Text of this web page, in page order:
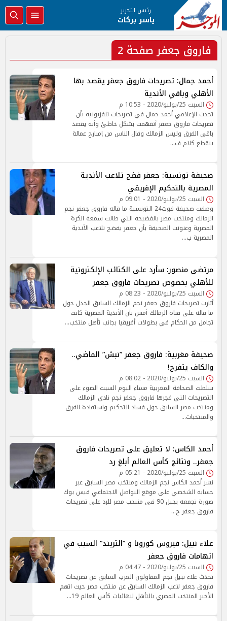
رئيس التحرير
ياسر بركات
فاروق جعفر صفحة 2
أحمد جمال: تصريحات فاروق جعفر يقصد بها
الأهلي وباقي الأندية
السبت 25/يوليو/2020 - 10:53 م
تحدث الإعلامي أحمد جمال في تصريحات تلفزيونية بأن
تصريحات فاروق جعفر أتفهمت بشكل خاطئ وأنه يقصد
باقي الفرق وليس الزمالك وقال الناس من إمبارح عمالة
بتقطع كلام ف…
صحيفة تونسية: جعفر فضح تلاعب الأندية
المصرية بالتحكيم الإفريقي
السبت 25/يوليو/2020 - 09:01 م
وصفت صحيفة فوت24 التونسية ما قاله فاروق جعفر نجم
الزمالك ومنتخب مصر بالفضيحة التي طالت سمعة الكرة
المصرية وعنونت الصحيفة بأن جعفر يفضح تلاعب الأندية
المصرية ب…
مرتضى منصور: سأرد على الكتائب الإلكترونية
للأهلي بخصوص تصريحات فاروق جعفر
السبت 25/يوليو/2020 - 08:23 م
أثارت تصريحات فاروق جعفر نجم الزمالك السابق الجدل حول
ما قاله على قناة الزمالك أمس بأن الأندية المصرية كانت
تجامل من الحكام في بطولات أفريقيا بجانب تأهل منتخب…
صحيفة مغربية: فاروق جعفر ”نبش” الماضي..
والكاف يتفرج!
السبت 25/يوليو/2020 - 08:02 م
سلطت الصحافة المغربية مساء اليوم السبت الضوء على
التصريحات التي فجرها فاروق جعفر نجم نادي الزمالك
ومنتخب مصر السابق حول فساد التحكيم واستفادة الفرق
والمنتخبات…
أحمد الكاس: لا تعليق على تصريحات فاروق
جعفر.. ونتائج كأس العالم أبلغ رد
السبت 25/يوليو/2020 - 05:21 م
نشر أحمد الكاس نجم الزمالك ومنتخب مصر السابق عبر
حسابه الشخصي على موقع التواصل الاجتماعي فيس بوك
صورة تجمعه بجيل 90 في منتخب مصر للرد على تصريحات
فاروق جعفر ح…
علاء نبيل: فيروس كورونا و ”التريند” السبب في
اتهامات فاروق جعفر
السبت 25/يوليو/2020 - 04:47 م
تحدث علاء نبيل نجم المقاولون العرب السابق عن تصريحات
فاروق جعفر لاعب الزمالك السابق عن منتخب مصر حيث اتهم
الأخير المنتخب المصري بالتأهل لنهائيات كأس العالم 19…